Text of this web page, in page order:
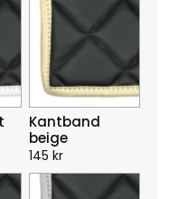
Kantband
beige
145 kr